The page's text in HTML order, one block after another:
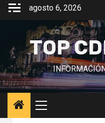
Saltar
contenido
agosto 6, 2026
TOP
Menú
principal